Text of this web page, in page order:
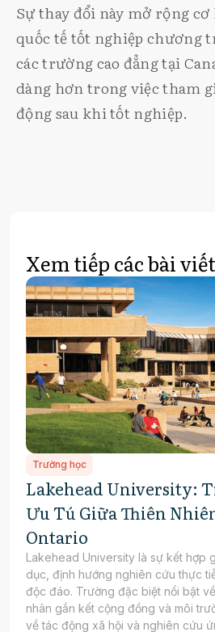
Sự thay đổi này mở rộng
quốc tế tốt nghiệp chương
các trường cao đẳng tại
dàng hơn trong việc tham
động sau khi tốt nghiệp.
Xem tiếp các bài viết
Trường học
Lakehead University:
Ưu Tú Giữa Thiên
Ontario
Lakehead University là sự kết hợp
dục, định hướng nghiên cứu thực
độc đáo. Trường đặc biệt nổi bật
nhân gắn kết cộng đồng và môi
về tác động xã hội và nghiên cứu